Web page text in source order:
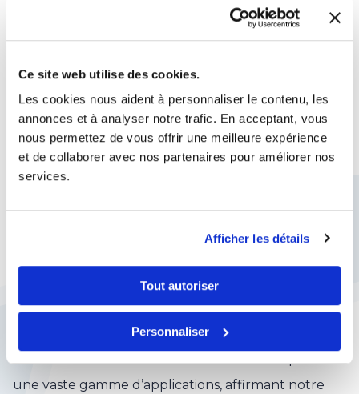
Ce site web utilise des cookies.
Les cookies nous aident à personnaliser le contenu, les
annonces et à analyser notre trafic. En acceptant, vous
nous permettez de vous offrir une meilleure expérience
et de collaborer avec nos partenaires pour améliorer nos
services.
Afficher les détails
Tout autoriser
Personnaliser
Les services Eurécla
: Expertise en Film
Adhésif pour Vitrage
et Meubles
Chez Eurécla, nous nous spécialisons dans la
fourniture et l’installation de films adhésifs pour
une vaste gamme d’applications, affirmant notre